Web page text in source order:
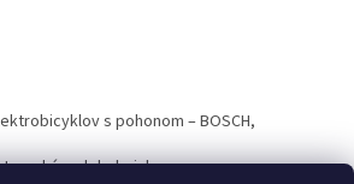
s pohonom – BOSCH,
web hokejshop.eu